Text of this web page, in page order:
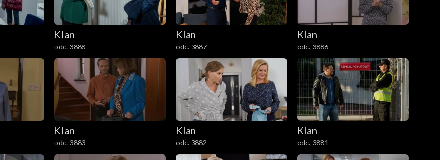
Klan
odc. 3888
Klan
odc. 3887
Klan
odc. 3886
Klan
odc. 3883
Klan
odc. 3882
Klan
odc. 3881